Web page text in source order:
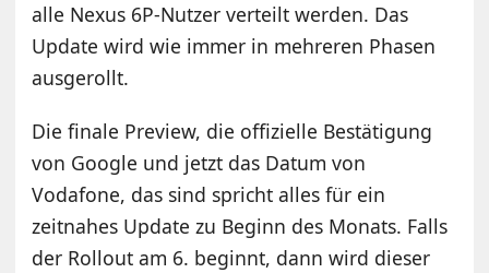
alle Nexus 6P-Nutzer verteilt werden. Das
Update wird wie immer in mehreren Phasen
ausgerollt.
Die finale Preview, die offizielle Bestätigung
von Google und jetzt das Datum von
Vodafone, das sind spricht alles für ein
zeitnahes Update zu Beginn des Monats. Falls
der Rollout am 6. beginnt, dann wird dieser